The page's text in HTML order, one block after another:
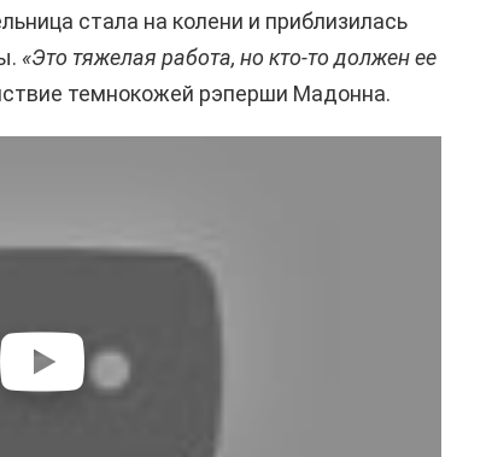
стала на колени и приблизилась
«Это тяжелая работа, но кто-то должен ее
темнокожей рэперши Мадонна.